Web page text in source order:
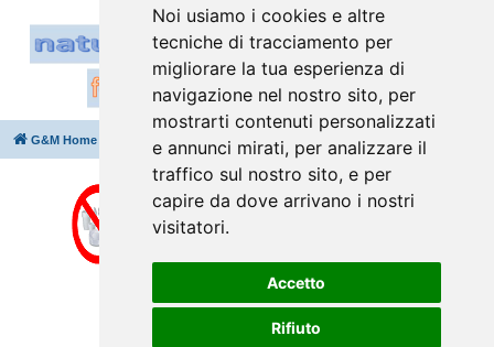
Noi usiamo i cookies e altre
tecniche di tracciamento per
migliorare la tua esperienza di
navigazione nel nostro sito, per
mostrarti contenuti personalizzati
e annunci mirati, per analizzare il
traffico sul nostro sito, e per
capire da dove arrivano i nostri
visitatori.
Accetto
Rifiuto
G&M Home Tutti gli orari sonoUTC+02:00
Cancella cookie